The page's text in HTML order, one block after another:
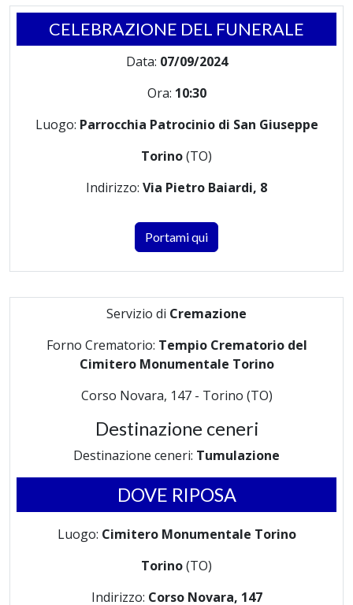
CELEBRAZIONE DEL FUNERALE
Data: 07/09/2024
Ora: 10:30
Luogo: Parrocchia Patrocinio di San Giuseppe
Torino(TO)
Indirizzo: Via Pietro Baiardi, 8
Portami qui
Servizio di Cremazione
Forno Crematorio: Tempio Crematorio del
Cimitero Monumentale Torino
Corso Novara, 147 - Torino (TO)
Destinazione ceneri
Destinazione ceneri: Tumulazione
DOVE RIPOSA
Luogo: Cimitero Monumentale Torino
Torino(TO)
Indirizzo: Corso Novara, 147